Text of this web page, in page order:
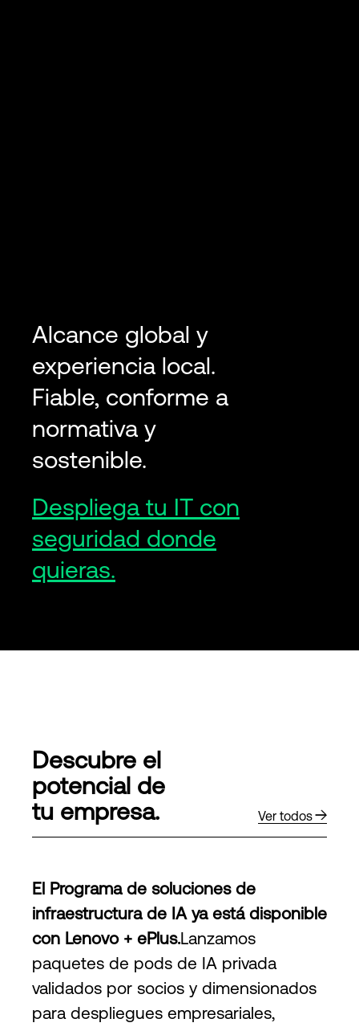
Alcance global y
experiencia local.
Fiable, conforme a
normativa y
sostenible.
Despliega tu IT con
seguridad donde
quieras.
Descubre el
potencial de
tu empresa.
Ver todos
El Programa de soluciones de
infraestructura de IA ya está disponible
con Lenovo + ePlus.Lanzamos
paquetes de pods de IA privada
validados por socios y dimensionados
para despliegues empresariales,